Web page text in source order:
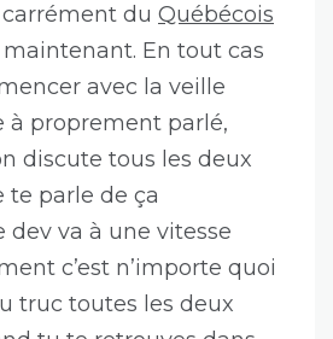
du Québécois
En tout cas
avec la veille
à proprement parlé,
discute tous les deux
te parle de ça
dev va à une vitesse
c’est n’importe quoi
truc toutes les deux